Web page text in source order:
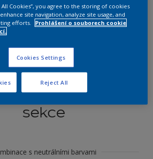
v tomto odstínu
barevné
sekce
s neutrálními barvami
All Cookies”, you agree to the storing of cookies
site navigation, analyze site usage, and
efforts.
Prohlášení o souborech cookie
Cookies Settings
Reject All